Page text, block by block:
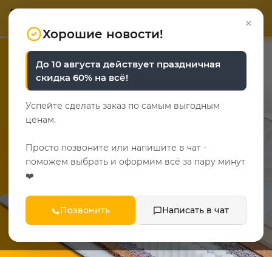
0
Тест-драйв матраса
ПОЛУЧИТЬ ЗАДАТЬ ВОПРОС
×
Хорошие новости!
До 10 августа действует праздничная
скидка 60% на всё!
Успейте сделать заказ по самым выгодным
ценам.
Просто позвоните или напишите в чат -
поможем выбрать и оформим всё за пару минут
❤️
Позвонить Написать в чат